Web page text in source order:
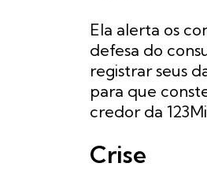
Ela alerta os
defesa do
registrar seus
para que
credor da
Crise